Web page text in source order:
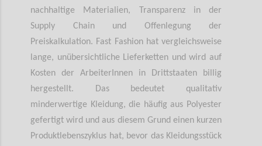
nachhaltige Materialien, Transparenz in der
Supply Chain und Offenlegung der
Preiskalkulation. Fast Fashion hat vergleichsweise
lange, unübersichtliche Lieferketten und wird auf
Kosten der ArbeiterInnen in Drittstaaten billig
hergestellt. Das bedeutet qualitativ
minderwertige Kleidung, die häufig aus Polyester
gefertigt wird und aus diesem Grund einen kurzen
Produktlebenszyklus hat, bevor das Kleidungsstück